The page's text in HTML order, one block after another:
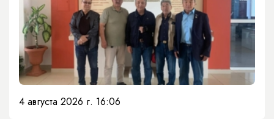
4 августа 2026 г. 16:06